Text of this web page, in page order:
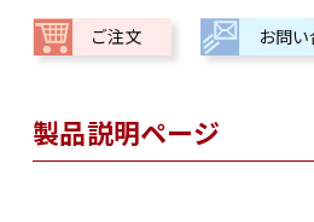
ご注文 お問
製品説明ページ